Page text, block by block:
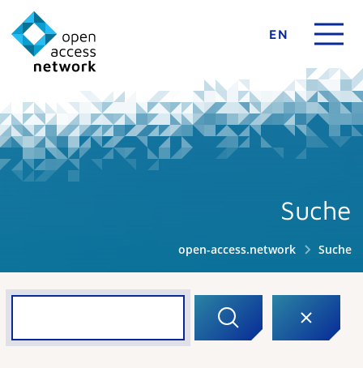
EN
Suche
open-access.network Suche